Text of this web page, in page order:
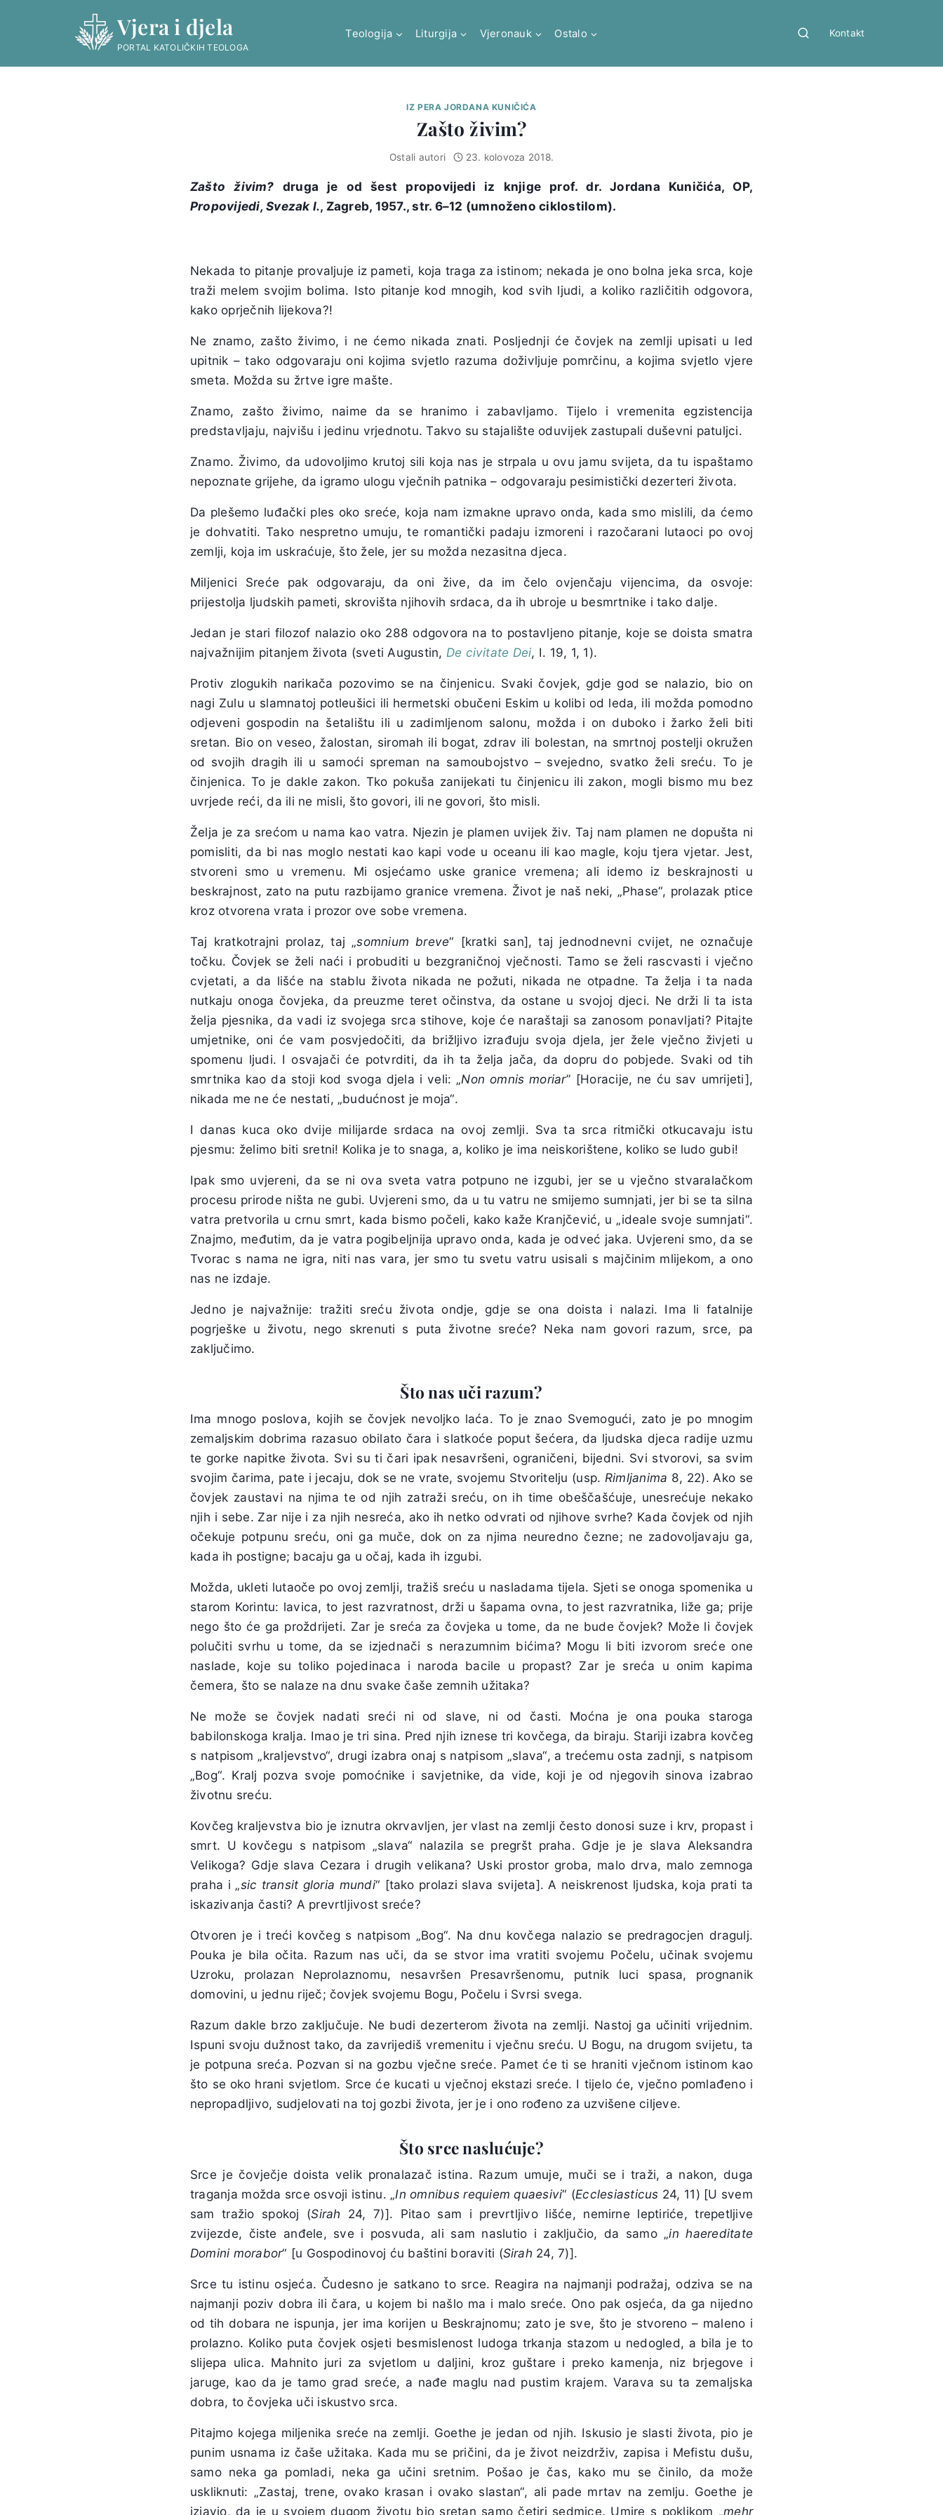
Vjera i djela
PORTAL KATOLIČKIH TEOLOGA
Teologija Liturgija Vjeronauk Ostalo Kontakt
IZ PERA JORDANA KUNIČIĆA
Zašto živim?
Ostali autori 23. kolovoza 2018.
Zašto živim? druga je od šest propovijedi iz knjige prof. dr. Jordana Kuničića, OP,
Propovijedi, Svezak I., Zagreb, 1957., str. 6–12 (umnoženo ciklostilom).
Nekada to pitanje provaljuje iz pameti, koja traga za istinom; nekada je ono bolna jeka srca, koje
traži melem svojim bolima. Isto pitanje kod mnogih, kod svih ljudi, a koliko različitih odgovora,
kako oprječnih lijekova?!
Ne znamo, zašto živimo, i ne ćemo nikada znati. Posljednji će čovjek na zemlji upisati u led
upitnik – tako odgovaraju oni kojima svjetlo razuma doživljuje pomrčinu, a kojima svjetlo vjere
smeta. Možda su žrtve igre mašte.
Znamo, zašto živimo, naime da se hranimo i zabavljamo. Tijelo i vremenita egzistencija
predstavljaju, najvišu i jedinu vrjednotu. Takvo su stajalište oduvijek zastupali duševni patuljci.
Znamo. Živimo, da udovoljimo krutoj sili koja nas je strpala u ovu jamu svijeta, da tu ispaštamo
nepoznate grijehe, da igramo ulogu vječnih patnika – odgovaraju pesimistički dezerteri života.
Da plešemo luđački ples oko sreće, koja nam izmakne upravo onda, kada smo mislili, da ćemo
je dohvatiti. Tako nespretno umuju, te romantički padaju izmoreni i razočarani lutaoci po ovoj
zemlji, koja im uskraćuje, što žele, jer su možda nezasitna djeca.
Miljenici Sreće pak odgovaraju, da oni žive, da im čelo ovjenčaju vijencima, da osvoje:
prijestolja ljudskih pameti, skrovišta njihovih srdaca, da ih ubroje u besmrtnike i tako dalje.
Jedan je stari filozof nalazio oko 288 odgovora na to postavljeno pitanje, koje se doista smatra
najvažnijim pitanjem života (sveti Augustin, De civitate Dei, I. 19, 1, 1).
Protiv zlogukih narikača pozovimo se na činjenicu. Svaki čovjek, gdje god se nalazio, bio on
nagi Zulu u slamnatoj potleušici ili hermetski obučeni Eskim u kolibi od leda, ili možda pomodno
odjeveni gospodin na šetalištu ili u zadimljenom salonu, možda i on duboko i žarko želi biti
sretan. Bio on veseo, žalostan, siromah ili bogat, zdrav ili bolestan, na smrtnoj postelji okružen
od svojih dragih ili u samoći spreman na samoubojstvo – svejedno, svatko želi sreću. To je
činjenica. To je dakle zakon. Tko pokuša zanijekati tu činjenicu ili zakon, mogli bismo mu bez
uvrjede reći, da ili ne misli, što govori, ili ne govori, što misli.
Želja je za srećom u nama kao vatra. Njezin je plamen uvijek živ. Taj nam plamen ne dopušta ni
pomisliti, da bi nas moglo nestati kao kapi vode u oceanu ili kao magle, koju tjera vjetar. Jest,
stvoreni smo u vremenu. Mi osjećamo uske granice vremena; ali idemo iz beskrajnosti u
beskrajnost, zato na putu razbijamo granice vremena. Život je naš neki, „Phase“, prolazak ptice
kroz otvorena vrata i prozor ove sobe vremena.
Taj kratkotrajni prolaz, taj „somnium breve“ [kratki san], taj jednodnevni cvijet, ne označuje
točku. Čovjek se želi naći i probuditi u bezgraničnoj vječnosti. Tamo se želi rascvasti i vječno
cvjetati, a da lišće na stablu života nikada ne požuti, nikada ne otpadne. Ta želja i ta nada
nutkaju onoga čovjeka, da preuzme teret očinstva, da ostane u svojoj djeci. Ne drži li ta ista
želja pjesnika, da vadi iz svojega srca stihove, koje će naraštaji sa zanosom ponavljati? Pitajte
umjetnike, oni će vam posvjedočiti, da brižljivo izrađuju svoja djela, jer žele vječno živjeti u
spomenu ljudi. I osvajači će potvrditi, da ih ta želja jača, da dopru do pobjede. Svaki od tih
smrtnika kao da stoji kod svoga djela i veli: „Non omnis moriar” [Horacije, ne ću sav umrijeti],
nikada me ne će nestati, „budućnost je moja“.
I danas kuca oko dvije milijarde srdaca na ovoj zemlji. Sva ta srca ritmički otkucavaju istu
pjesmu: želimo biti sretni! Kolika je to snaga, a, koliko je ima neiskorištene, koliko se ludo gubi!
Ipak smo uvjereni, da se ni ova sveta vatra potpuno ne izgubi, jer se u vječno stvaralačkom
procesu prirode ništa ne gubi. Uvjereni smo, da u tu vatru ne smijemo sumnjati, jer bi se ta silna
vatra pretvorila u crnu smrt, kada bismo počeli, kako kaže Kranjčević, u „ideale svoje sumnjati“.
Znajmo, međutim, da je vatra pogibeljnija upravo onda, kada je odveć jaka. Uvjereni smo, da se
Tvorac s nama ne igra, niti nas vara, jer smo tu svetu vatru usisali s majčinim mlijekom, a ono
nas ne izdaje.
Jedno je najvažnije: tražiti sreću života ondje, gdje se ona doista i nalazi. Ima li fatalnije
pogrješke u životu, nego skrenuti s puta životne sreće? Neka nam govori razum, srce, pa
zaključimo.
Što nas uči razum?
Ima mnogo poslova, kojih se čovjek nevoljko laća. To je znao Svemogući, zato je po mnogim
zemaljskim dobrima razasuo obilato čara i slatkoće poput šećera, da ljudska djeca radije uzmu
te gorke napitke života. Svi su ti čari ipak nesavršeni, ograničeni, bijedni. Svi stvorovi, sa svim
svojim čarima, pate i jecaju, dok se ne vrate, svojemu Stvoritelju (usp. Rimljanima 8, 22). Ako se
čovjek zaustavi na njima te od njih zatraži sreću, on ih time obeščašćuje, unesrećuje nekako
njih i sebe. Zar nije i za njih nesreća, ako ih netko odvrati od njihove svrhe? Kada čovjek od njih
očekuje potpunu sreću, oni ga muče, dok on za njima neuredno čezne; ne zadovoljavaju ga,
kada ih postigne; bacaju ga u očaj, kada ih izgubi.
Možda, ukleti lutaoče po ovoj zemlji, tražiš sreću u nasladama tijela. Sjeti se onoga spomenika u
starom Korintu: lavica, to jest razvratnost, drži u šapama ovna, to jest razvratnika, liže ga; prije
nego što će ga proždrijeti. Zar je sreća za čovjeka u tome, da ne bude čovjek? Može li čovjek
polučiti svrhu u tome, da se izjednači s nerazumnim bićima? Mogu li biti izvorom sreće one
naslade, koje su toliko pojedinaca i naroda bacile u propast? Zar je sreća u onim kapima
čemera, što se nalaze na dnu svake čaše zemnih užitaka?
Ne može se čovjek nadati sreći ni od slave, ni od časti. Moćna je ona pouka staroga
babilonskoga kralja. Imao je tri sina. Pred njih iznese tri kovčega, da biraju. Stariji izabra kovčeg
s natpisom „kraljevstvo“, drugi izabra onaj s natpisom „slava“, a trećemu osta zadnji, s natpisom
„Bog“. Kralj pozva svoje pomoćnike i savjetnike, da vide, koji je od njegovih sinova izabrao
životnu sreću.
Kovčeg kraljevstva bio je iznutra okrvavljen, jer vlast na zemlji često donosi suze i krv, propast i
smrt. U kovčegu s natpisom „slava“ nalazila se pregršt praha. Gdje je je slava Aleksandra
Velikoga? Gdje slava Cezara i drugih velikana? Uski prostor groba, malo drva, malo zemnoga
praha i „sic transit gloria mundi“ [tako prolazi slava svijeta]. A neiskrenost ljudska, koja prati ta
iskazivanja časti? A prevrtljivost sreće?
Otvoren je i treći kovčeg s natpisom „Bog“. Na dnu kovčega nalazio se predragocjen dragulj.
Pouka je bila očita. Razum nas uči, da se stvor ima vratiti svojemu Počelu, učinak svojemu
Uzroku, prolazan Neprolaznomu, nesavršen Presavršenomu, putnik luci spasa, prognanik
domovini, u jednu riječ; čovjek svojemu Bogu, Počelu i Svrsi svega.
Razum dakle brzo zaključuje. Ne budi dezerterom života na zemlji. Nastoj ga učiniti vrijednim.
Ispuni svoju dužnost tako, da zavrijediš vremenitu i vječnu sreću. U Bogu, na drugom svijetu, ta
je potpuna sreća. Pozvan si na gozbu vječne sreće. Pamet će ti se hraniti vječnom istinom kao
što se oko hrani svjetlom. Srce će kucati u vječnoj ekstazi sreće. I tijelo će, vječno pomlađeno i
nepropadljivo, sudjelovati na toj gozbi života, jer je i ono rođeno za uzvišene ciljeve.
Što srce naslućuje?
Srce je čovječje doista velik pronalazač istina. Razum umuje, muči se i traži, a nakon, duga
traganja možda srce osvoji istinu. „In omnibus requiem quaesivi“ (Ecclesiasticus 24, 11) [U svem
sam tražio spokoj (Sirah 24, 7)]. Pitao sam i prevrtljivo lišće, nemirne leptiriće, trepetljive
zvijezde, čiste anđele, sve i posvuda, ali sam naslutio i zaključio, da samo „in haereditate
Domini morabor“ [u Gospodinovoj ću baštini boraviti (Sirah 24, 7)].
Srce tu istinu osjeća. Čudesno je satkano to srce. Reagira na najmanji podražaj, odziva se na
najmanji poziv dobra ili čara, u kojem bi našlo ma i malo sreće. Ono pak osjeća, da ga nijedno
od tih dobara ne ispunja, jer ima korijen u Beskrajnomu; zato je sve, što je stvoreno – maleno i
prolazno. Koliko puta čovjek osjeti besmislenost ludoga trkanja stazom u nedogled, a bila je to
slijepa ulica. Mahnito juri za svjetlom u daljini, kroz guštare i preko kamenja, niz brjegove i
jaruge, kao da je tamo grad sreće, a nađe maglu nad pustim krajem. Varava su ta zemaljska
dobra, to čovjeka uči iskustvo srca.
Pitajmo kojega miljenika sreće na zemlji. Goethe je jedan od njih. Iskusio je slasti života, pio je
punim usnama iz čaše užitaka. Kada mu se pričini, da je život neizdrživ, zapisa i Mefistu dušu,
samo neka ga pomladi, neka ga učini sretnim. Pošao je čas, kako mu se činilo, da može
uskliknuti: „Zastaj, trene, ovako krasan i ovako slastan“, ali pade mrtav na zemlju. Goethe je
izjavio, da je u svojem dugom životu bio sretan samo četiri sedmice. Umire s poklikom „mehr